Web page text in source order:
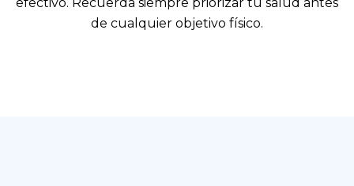
efectivo. Recuerda siempre priorizar tu salud antes
de cualquier objetivo físico.